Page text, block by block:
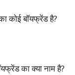
कोई बॉयफ्रेंड है?
का क्या नाम है?